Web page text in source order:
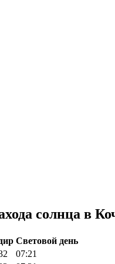
солнца в
Световой день
07:21